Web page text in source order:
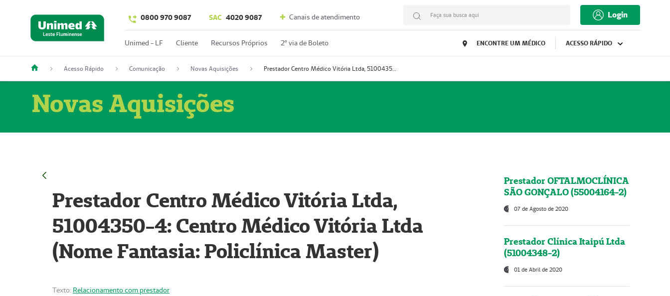
0800 970 9087 SAC 4020 9087 Canais de atendimento Faça sua busca aqui Login
Unimed - LF Cliente Recursos Próprios 2º via de Boleto ENCONTRE UM MÉDICO ACESSO RÁPIDO
Acesso Rápido Comunicação Novas Aquisições Prestador Centro Médico Vitória Ltda, 51004350-4: Centro Médico Vitória Ltda (Nome Fantasia: Policlínica Master)
Novas Aquisições
Prestador Centro Médico Vitória Ltda,
51004350-4: Centro Médico Vitória Ltda
(Nome Fantasia: Policlínica Master)
Texto: Relacionamento com prestador
Prestador OFTALMOCLÍNICA
SÃO GONÇALO (55004164-2)
07 de Agosto de 2020
Prestador Clínica Itaipú Ltda
(51004348-2)
01 de Abril de 2020